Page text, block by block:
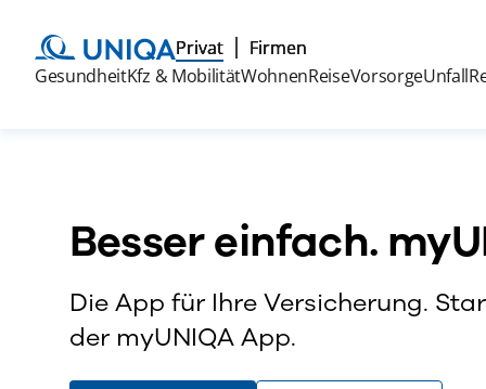
Privat Firmen
GesundheitKfz & MobilitätWohnenReiseVorsorgeUnfall
Besser einfach.
Die App für Ihre Versicherung.
der myUNIQA App.